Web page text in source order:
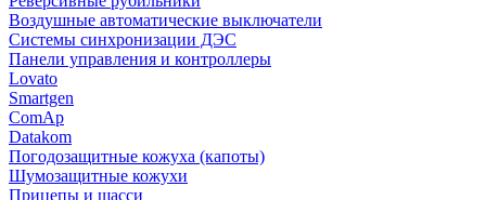
Воздушные автоматические выключатели
Системы синхронизации ДЭС
Панели управления и контроллеры
Lovato
Smartgen
ComAp
Datakom
Погодозащитные кожуха (капоты)
Шумозащитные кожухи
Прицепы и шасси